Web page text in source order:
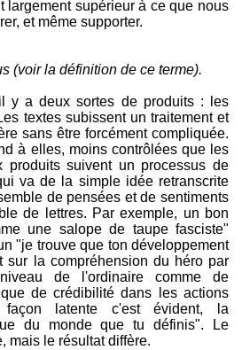
largement supérieur à ce que nous
et même supporter.
(voir la définition de ce terme).
y a deux sortes de produits : les
textes subissent un traitement et
sans être forcément compliquée.
à elles, moins contrôlées que les
produits suivent un processus de
va de la simple idée retranscrite
de pensées et de sentiments
de lettres. Par exemple, un bon
une salope de taupe fasciste"
"je trouve que ton développement
sur la compréhension du héro par
de l'ordinaire comme de
de crédibilité dans les actions
latente c'est évident, la
du monde que tu définis". Le
mais le résultat diffère.